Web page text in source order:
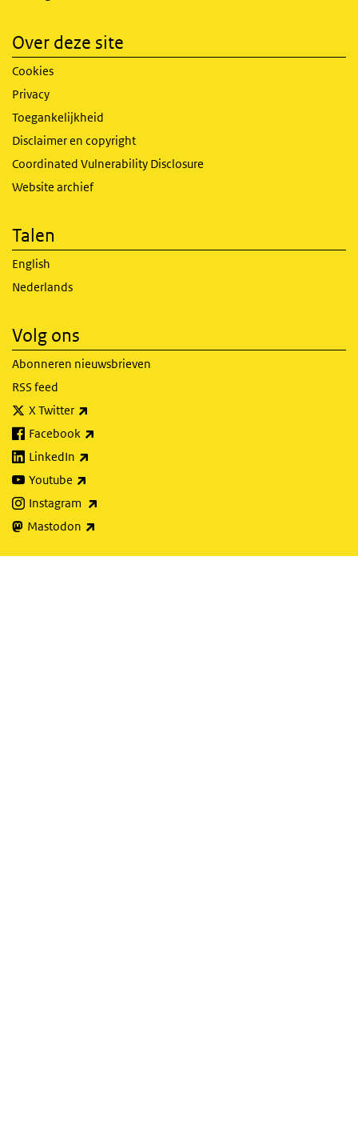
Over deze site
Cookies
Privacy
Toegankelijkheid
Disclaimer en copyright
Coordinated Vulnerability Disclosure
Website archief
Talen
English
Nederlands
Volg ons
Abonneren nieuwsbrieven
RSS feed
X Twitter
Facebook
LinkedIn
Youtube
Instagram
Mastodon